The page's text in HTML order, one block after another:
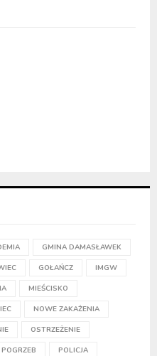
GMINA DAMASŁAWEK
GOŁAŃCZ IMGW
MIEŚCISKO
NOWE ZAKAŻENIA
OSTRZEŻENIE
POGRZEB POLICJA